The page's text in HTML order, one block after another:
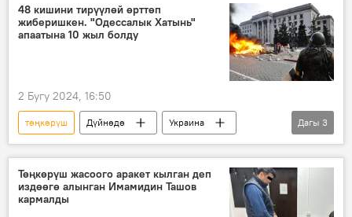
48 кишини тирүүлөй өрттөп
жиберишкен. "Одессалык Хатынь"
апаатына 10 жыл болду
2 Бугу 2024, 16:50
төңкөрүш Дүйнөдө
Украина
Одесса
өрт майдан
Дагы 3
Төңкөрүш жасоого аракет кылган деп
издөөгө алынган Имамидин Ташов
кармалды